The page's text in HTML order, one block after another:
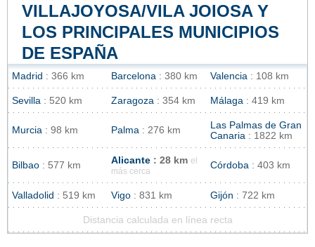
VILLAJOYOSA/VILA JOIOSA Y
LOS PRINCIPALES MUNICIPIOS
DE ESPAÑA
Madrid : 366 km Barcelona : 380 km Valencia : 108 km
Sevilla : 520 km Zaragoza : 354 km Málaga : 419 km
Murcia : 98 km Palma : 276 km
Las Palmas de Gran
Canaria : 1822 km
Bilbao : 577 km Alicante : 28 km el
más cerca
Córdoba : 403 km
Valladolid : 519 km Vigo : 831 km Gijón : 722 km
Distancia calculada en línea recta